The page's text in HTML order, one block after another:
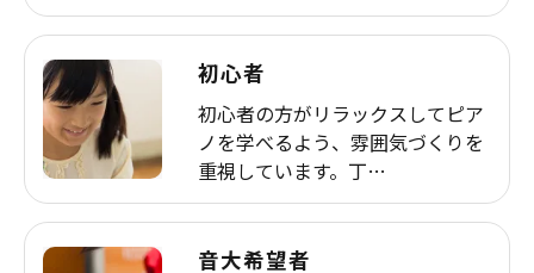
初心者
初心者の方がリラックスしてピア
ノを学べるよう、雰囲気づくりを
重視しています。丁…
音大希望者